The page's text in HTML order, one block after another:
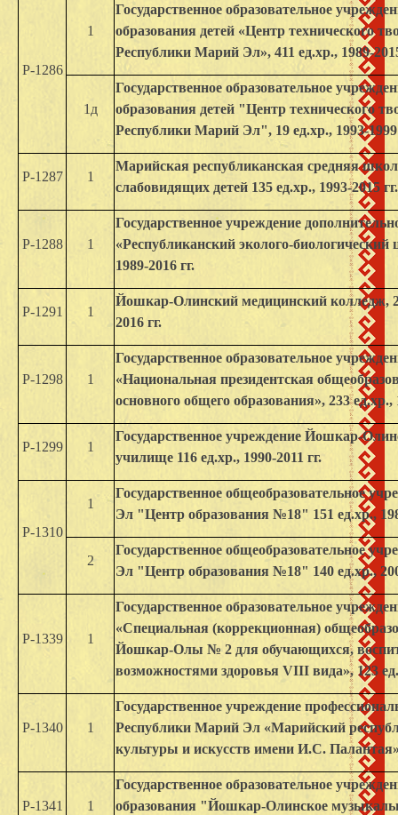
Р-1286
1
Государственное образовательное
образования детей «Центр технического
Республики Марий Эл», 411 ед.хр., 1989-
1д
Государственное образовательное
образования детей "Центр технического
Республики Марий Эл", 19 ед.хр., 1993-1999
Р-1287 1
Марийская республиканская средняя
слабовидящих детей 135 ед.хр., 1993-2015 гг.
Р-1288 1
Государственное учреждение
«Республиканский эколого-биологический
1989-2016 гг.
Р-1291 1
Йошкар-Олинский медицинский колледж,
2016 гг.
Р-1298 1
Государственное образовательное
«Национальная президентская
основного общего образования», 233 ед.хр.,
Р-1299 1
Государственное учреждение Йошкар-
училище 116 ед.хр., 1990-2011 гг.
Р-1310
1
Государственное общеобразовательное
Эл "Центр образования №18" 151 ед.хр.,
2
Государственное общеобразовательное
Эл "Центр образования №18" 140 ед.хр.,
Р-1339 1
Государственное образовательное
«Специальная (коррекционная)
Йошкар-Олы № 2 для обучающихся,
возможностями здоровья VIII вида», 123
Р-1340 1
Государственное учреждение
Республики Марий Эл «Марийский
культуры и искусств имени И.С.
Р-1341 1
Государственное образовательное
образования "Йошкар-Олинское